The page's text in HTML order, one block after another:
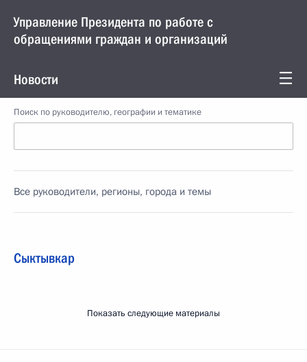
Управление Президента по работе с
обращениями граждан и организаций
Новости
Поиск по руководителю, географии и тематике
Все руководители, регионы, города и темы
Сыктывкар
Показать следующие материалы